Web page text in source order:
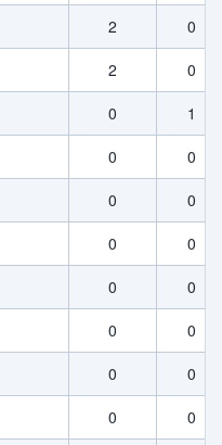
2
0
2
0
0
1
0
0
0
0
0
0
0
0
0
0
0
0
0
0